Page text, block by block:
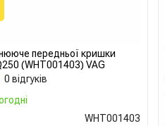
передньої кришки
(WHT001403) VAG
0 відгуків
WHT001403